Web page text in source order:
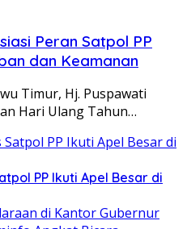
Peran Satpol PP
dan Keamanan
Timur, Hj. Puspawati
Hari Ulang Tahun…
PP Ikuti Apel Besar di